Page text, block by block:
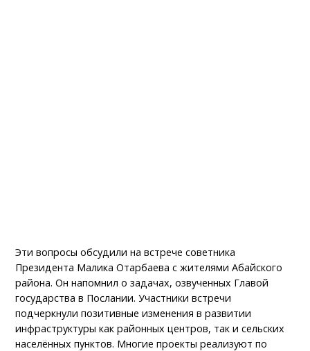
Эти вопросы обсудили на встрече советника
Президента Малика Отарбаева с жителями Абайского
района. Он напомнил о задачах, озвученных Главой
государства в Послании. Участники встречи
подчеркнули позитивные изменения в развитии
инфраструктуры как районных центров, так и сельских
населённых пунктов. Многие проекты реализуют по